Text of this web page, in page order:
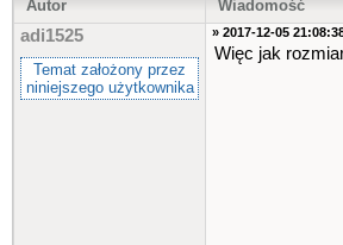
Autor
Wiadomość
adi1525
Temat założony przez
niniejszego użytkownika
» 2017-12-05
Więc jak